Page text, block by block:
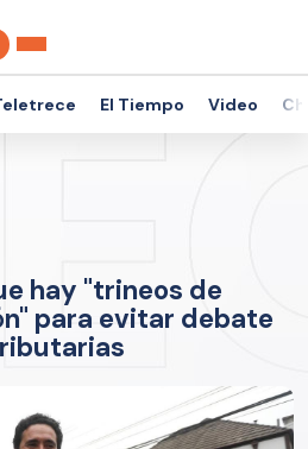
El Tiempo Video
hay "trineos de
para evitar debate